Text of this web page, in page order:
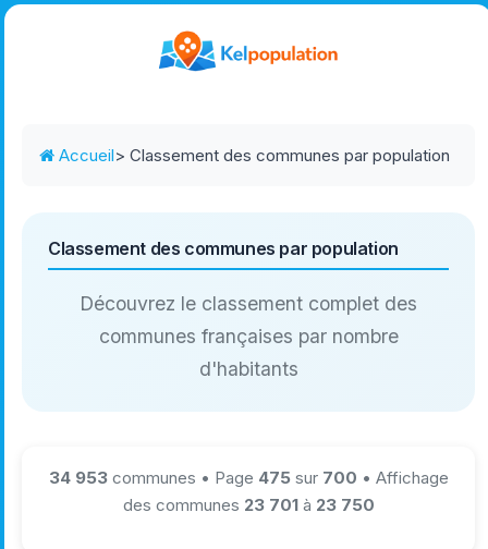
Accueil> Classement des communes par population
Classement des communes par population
Découvrez le classement complet des
communes françaises par nombre
d'habitants
34 953communes • Page 475sur 700 • Affichage
des communes 23 701à 23 750